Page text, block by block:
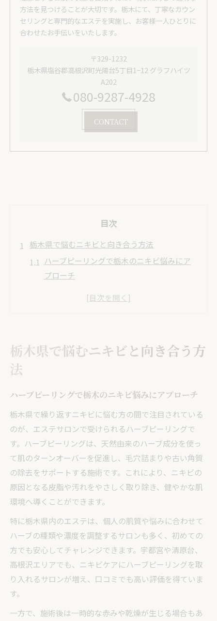
方法を見つけることが大切です。栃木にて、丁寧なカウン
セリングと専門的なエステを実施し、お客様一人ひとりに
合わせたお手伝いをいたします。
〒329-1232
栃木県塩谷郡高根沢町光陽台5丁目1−12 グラフハイツ
A202
080-9287-4928
CONTACT
目次
栃木県で悩むニキビと向き合う方法
ハーブピーリングで栃木のニキビ悩みにア
プローチ
ハーブピーリングの効果と肌管理の基本
点を解説
宇都宮で人気のハーブピーリング体験談
栃木のエステで肌管理を始めるポイント
剥離あり・なしの違いとニキビへの効果比
清原台エステで実感するハーブピーリング
やさしい施術で始める宇都宮の美肌ケア
宇都宮のエステでハーブピーリングを体験
肌にやさしいハーブピーリングの選び方
ハーブピーリングの剥離あり施術は向いて
いる？
ホットペッパーで探す宇都宮の美肌サロン
ハーブピーリングでニキビ跡もケアでき
ダウンタイム少なめのニキビ対策を選ぶには
栃木県で悩むニキビと向き合う方
法
ハーブピーリングで栃木のニキビ悩みにアプローチ
栃木県で繰り返すニキビに悩む方の間で注目されている
のが、エステサロンで受けられるハーブピーリングで
す。ハーブピーリングは、天然由来のハーブ成分を使っ
て肌のターンオーバーを促進し、毛穴詰まりや古い角質
の除去をサポートする施術です。これにより、ニキビの
原因となる皮脂や汚れをやさしく取り除き、健やかな肌
環境へ導くことができます。
特に栃木県内のエステは、個人の肌質や悩みに合わせて
ハーブの種類や濃度を調整するサロンも多く、初めての
方でも安心してチャレンジできます。宇都宮や清原台、
高根沢エリアでも、ニキビケアにハーブピーリングを取
り入れるサロンが増え、口コミでも高い評価を得ていま
す。
一方で、施術後は一時的な赤みや乾燥が生じる場合もあ